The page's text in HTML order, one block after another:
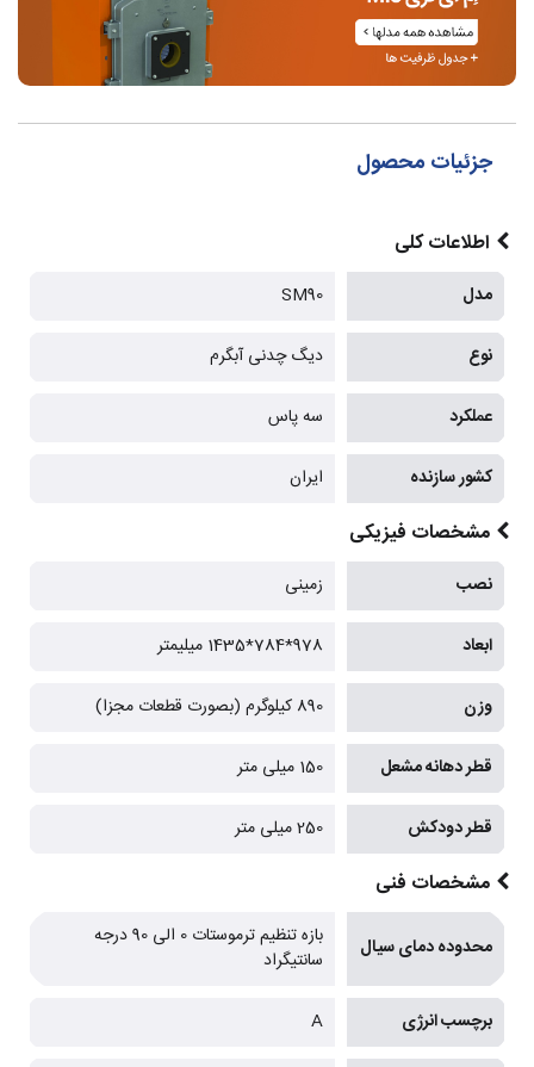
جزئیات محصول
اطلاعات کلی
مدل SM90
نوع دیگ چدنی آبگرم
عملکرد سه پاس
کشور سازنده ایران
مشخصات فیزیکی
نصب زمینی
ابعاد 978*784*1435 میلیمتر
وزن 890 کیلوگرم (بصورت قطعات مجزا)
قطر دهانه مشعل 150 میلی متر
قطر دودکش 250 میلی متر
مشخصات فنی
محدوده دمای سیال
بازه تنظیم ترموستات 0 الی 90 درجه
سانتیگراد
برچسب انرژی A